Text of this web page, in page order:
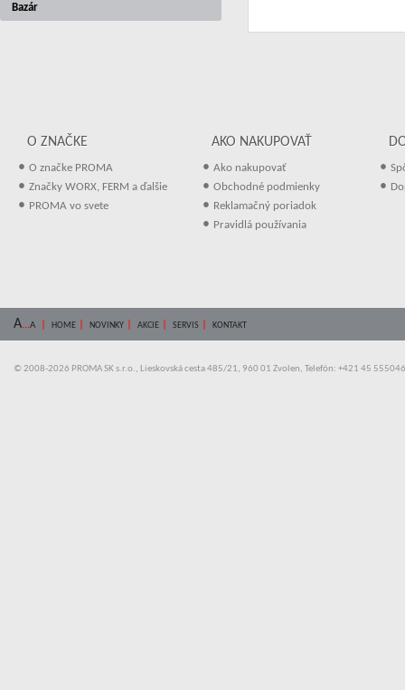
Bazár
O ZNAČKE
• O značke PROMA
• Značky WORX, FERM a ďalšie
• PROMA vo svete
AKO NAKUPOVAŤ
• Ako nakupovať
• Obchodné podmienky
• Reklamačný poriadok
• Pravidlá používania
•
•
A...A HOME NOVINKY AKCIE SERVIS KONTAKT
© 2008-2026 PROMA SK s.r.o., Lieskovská cesta 485/21, 960 01 Zvolen, Telefón: +421 45